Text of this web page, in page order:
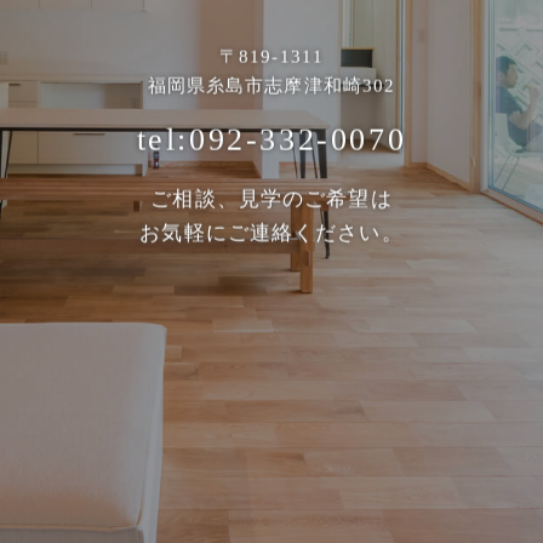
〒819-1311
福岡県糸島市志摩津和崎302
tel:092-332-0070
ご相談、見学のご希望は
お気軽にご連絡ください。